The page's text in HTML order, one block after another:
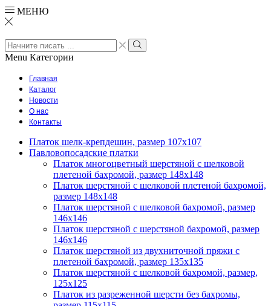
МЕНЮ
Search
input
Search
Menu Категории
Главная
Каталог
Новости
О нас
Контакты
Платок шелк-крепдешин, размер 107х107
Павловопосадские платки
Платок многоцветный шерстяной с шелковой
плетеной бахромой, размер 148х148
Платок шерстяной с шелковой плетеной бахромой,
размер 148х148
Платок шерстяной с шелковой бахромой, размер
146х146
Платок шерстяной с шерстяной бахромой, размер
146х146
Платок шерстяной из двухниточной пряжи с
плетеной бахромой, размер 135х135
Платок шерстяной с шелковой бахромой, размер,
125x125
Платок из разреженной шерсти без бахромы,